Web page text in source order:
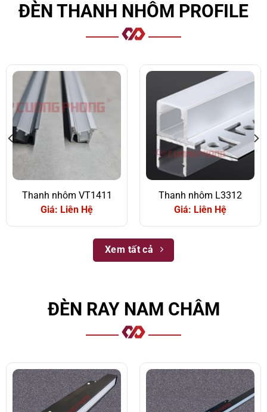
ĐÈN THANH NHÔM PROFILE
Thanh nhôm VT1411
Giá: Liên Hệ
Thanh nhôm L3312
Giá: Liên Hệ
Xem tất cả
ĐÈN RAY NAM CHÂM